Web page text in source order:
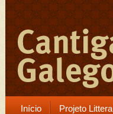
Início Projeto Littera